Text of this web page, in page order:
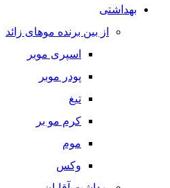
بهداشتی
از بین برنده موهای زائد
اسپری موبر
پودر موبر
تیغ
کرم مو بر
موم
وکس